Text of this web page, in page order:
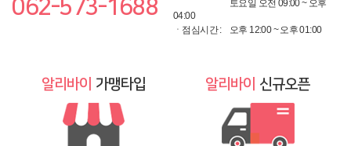
062-573-1688
토요일 오전 09:00 ~ 오후
04:00
ㆍ점심시간 :
오후 12:00 ~ 오후 01:00
알리바이 가맹타입 알리바이 신규오픈